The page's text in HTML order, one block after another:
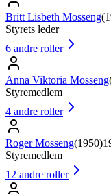
Britt Lisbeth Mosseng(
Styrets leder
6 andre roller
Anna Viktoria Mosseng
Styremedlem
4 andre roller
Roger Mosseng(1950)
Styremedlem
12 andre roller